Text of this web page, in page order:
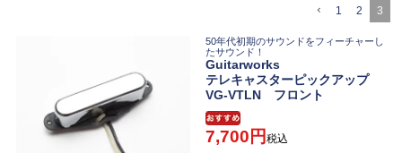
1 2 3
50年代初期のサウンドをフィーチャーし
たサウンド！
Guitarworks
テレキャスターピックアップ
VG-VTLN フロント
7,700 税込